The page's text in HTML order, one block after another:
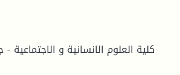
كلية العلوم الانسانية و